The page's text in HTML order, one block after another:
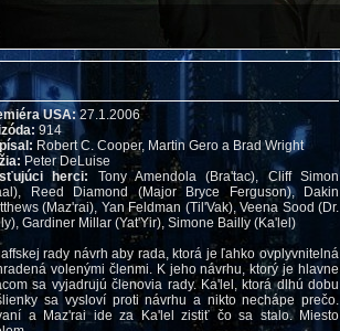
USA:27.1.2006
914
Robert C. Cooper, Martin Gero a Brad Wright
Peter DeLuise
herci: Tony Amendola (Bra'tac), Cliff Simon
Reed Diamond (Major Bryce Ferguson), Dakin
(Maz'rai), Yan Feldman (Til'Vak), Veena Sood (Dr.
Gardiner Millar (Yat'Yir), Simone Bailly (Ka'lel)
rady návrh aby rada, ktorá je ľahko ovplyvnitelná
volenými členmi. K jeho návrhu, ktorý je hlavne
sa vyjadrujú členovia rady. Ka'lel, ktorá dlhú dobu
sa vysloví proti návrhu a nikto nechápe prečo.
a Maz'rai ide za Ka'lel zistiť čo sa stalo. Miesto